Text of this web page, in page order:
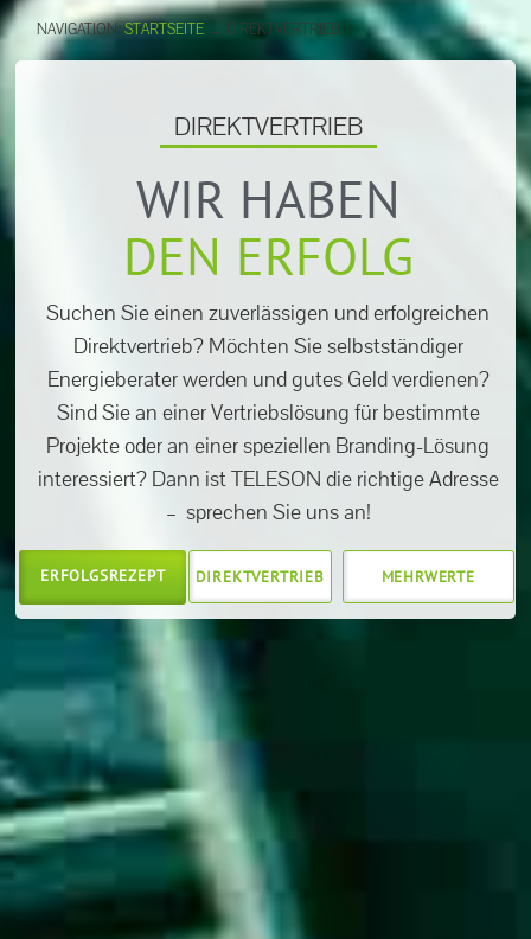
NAVIGATION:STARTSEITE → DIREKTVERTRIEB
DIREKTVERTRIEB
WIR HABEN
DEN ERFOLG
Suchen Sie einen zuverlässigen und erfolgreichen
Direktvertrieb? Möchten Sie selbstständiger
Energieberater werden und gutes Geld verdienen?
Sind Sie an einer Vertriebslösung für bestimmte
Projekte oder an einer speziellen Branding-Lösung
interessiert? Dann ist TELESON die richtige Adresse
– sprechen Sie uns an!
ERFOLGSREZEPT DIREKTVERTRIEB MEHRWERTE